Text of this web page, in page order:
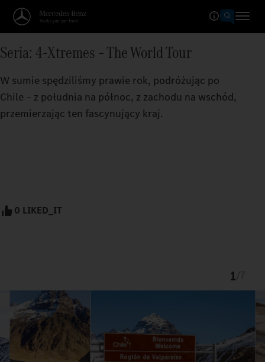
Seria: 4-Xtremes – The World Tour
W sumie spędziliśmy prawie rok, podróżując po
Chile – z południa na północ, z zachodu na wschód,
przemierzając ten fascynujący kraj.
0 LIKED_IT
1